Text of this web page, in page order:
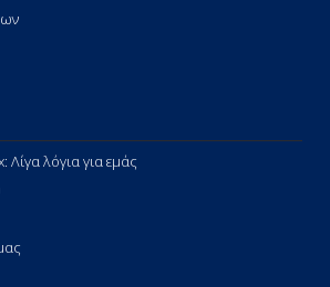
λόγια για εμάς